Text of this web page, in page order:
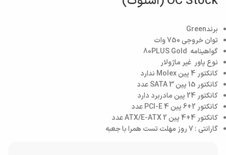
برندGreen
توان خروجی750 وات
گواهینامه 80PLUS Gold
نوع پاور غیر ماژولار
کانکتور 4 پین Molex
ندارد
کانکتور 15 پین SATA
3 عدد
کانکتور 24 پین مادربرد
دارد
کانکتور 2+6 پین PCI-E
4 عدد
کانکتور 4+4 پین ATX/E-ATX
2 عدد
گارانتی : 7 روز مهلت تست همرا با جعبه